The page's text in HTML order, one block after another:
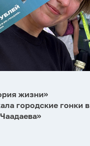
жизни»
городские гонки в